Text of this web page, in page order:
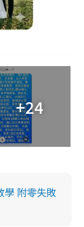
+24
學 附零失敗